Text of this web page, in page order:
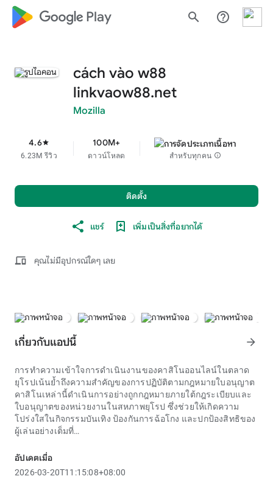
google_logo Play search help_outline
cách vào w88
linkvaow88.net
Mozilla
4.6star
6.23M รีวิว
100M+
ดาวน์โหลด สำหรับทุกคน info
ติดตั้ง
แชร์ เพิ่มเป็นสิ่งที่อยากได้
devices คุณไม่มีอุปกรณ์ใดๆ เลย
เกี่ยวกับแอปนี้ arrow_forward
การทำความเข้าใจการดำเนินงานของคาสิโนออนไลน์ในตลาด
ยุโรปเน้นย้ำถึงความสำคัญของการปฏิบัติตามกฎหมายใบอนุญาต
คาสิโนเหล่านี้ดำเนินการอย่างถูกกฎหมายภายใต้กฎระเบียบและ
ใบอนุญาตของหน่วยงานในสหภาพยุโรป ซึ่งช่วยให้เกิดความ
โปร่งใสในกิจกรรมบันเทิง ป้องกันการฉ้อโกง และปกป้องสิทธิของ
ผู้เล่นอย่างเต็มที่
ในการจัดสรรการเงินอย่างเหมาะสมเมื่อลองเสี่ยงโชคกับ
vào w88 linkvaow88.net จุดมุ่งเน้นคือการปฏิบัติต่อสิ่งนี้ในฐานะ
อัปเดตเมื่อ
2026-03-20T11:15:08+08:00